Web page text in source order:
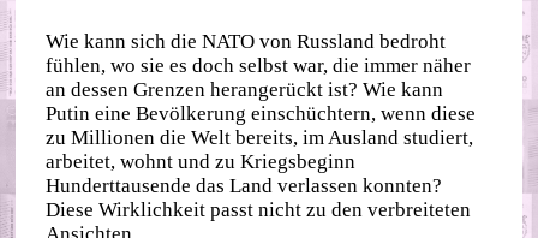
Wie kann sich die NATO von Russland bedroht
fühlen, wo sie es doch selbst war, die immer näher
an dessen Grenzen herangerückt ist? Wie kann
Putin eine Bevölkerung einschüchtern, wenn diese
zu Millionen die Welt bereits, im Ausland studiert,
arbeitet, wohnt und zu Kriegsbeginn
Hunderttausende das Land verlassen konnten?
Diese Wirklichkeit passt nicht zu den verbreiteten